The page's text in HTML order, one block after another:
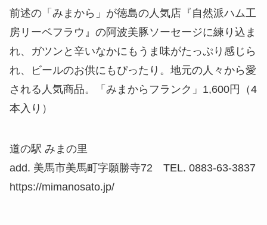
前述の「みまから」が徳島の人気店『自然派ハム工
房リーベフラウ』の阿波美豚ソーセージに練り込ま
れ、ガツンと辛いなかにもうま味がたっぷり感じら
れ、ビールのお供にもぴったり。地元の人々から愛
される人気商品。「みまからフランク」1,600円（4
本入り）
道の駅 みまの里
add. 美馬市美馬町字願勝寺72 TEL. 0883-63-3837
https://mimanosato.jp/